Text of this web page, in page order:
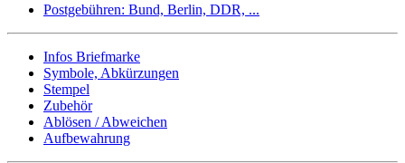
Postgebühren: Bund, Berlin, DDR, ...
Infos Briefmarke
Symbole, Abkürzungen
Stempel
Zubehör
Ablösen / Abweichen
Aufbewahrung